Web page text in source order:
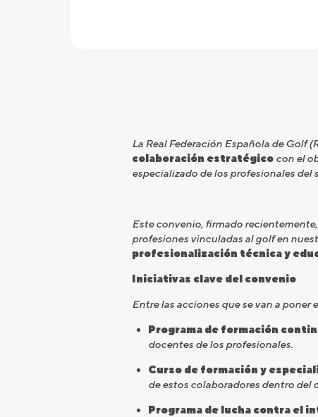
La Real Federación Española de Golf
colaboración estratégico con el
especializado de los profesionales del
Este convenio, firmado
profesiones vinculadas al golf en
profesionalización técnica y
Iniciativas clave del convenio
Entre las acciones que se van a poner
Programa de formación
docentes de los profesionales.
Curso de formación y
de estos colaboradores dentro del
Programa de lucha contra el